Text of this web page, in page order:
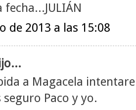
de 2013 a las 15:08
a Magacela
Paco y yo.